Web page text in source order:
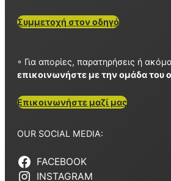
Συμμετοχή στον οδηγό
◦ Για απορίες, παρατηρήσεις ή
επικοινωνήστε με την ομάδα του
Επικοινωνήστε μαζί μας
OUR SOCIAL MEDIA:
FACEBOOK
INSTAGRAM